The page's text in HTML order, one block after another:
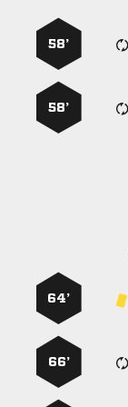
58’
58’
64’
66’